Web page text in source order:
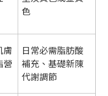
色
膚
營
日常必需脂肪酸
補充、基礎新陳
代謝調節